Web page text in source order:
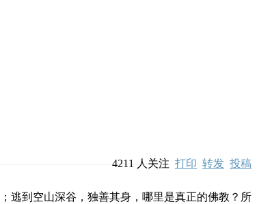
4211人关注 打印 转发 投稿
到空山深谷，独善其身，哪里是真正的佛教？所